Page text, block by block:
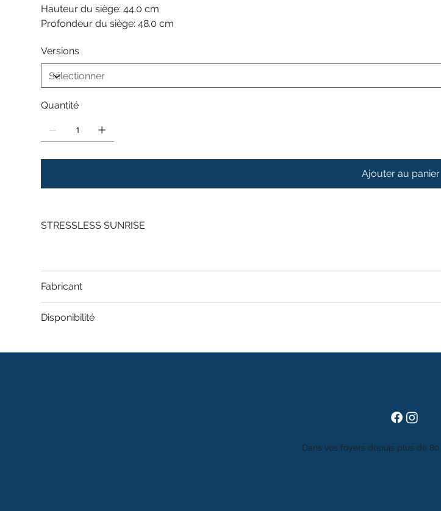
Hauteur du siège: 44.0 cm
Profondeur du siège: 48.0 cm
Versions
Quantité
Ajouter au panier
STRESSLESS SUNRISE
Fabricant
Disponibilité
Dans vos foyers depuis plus de 80